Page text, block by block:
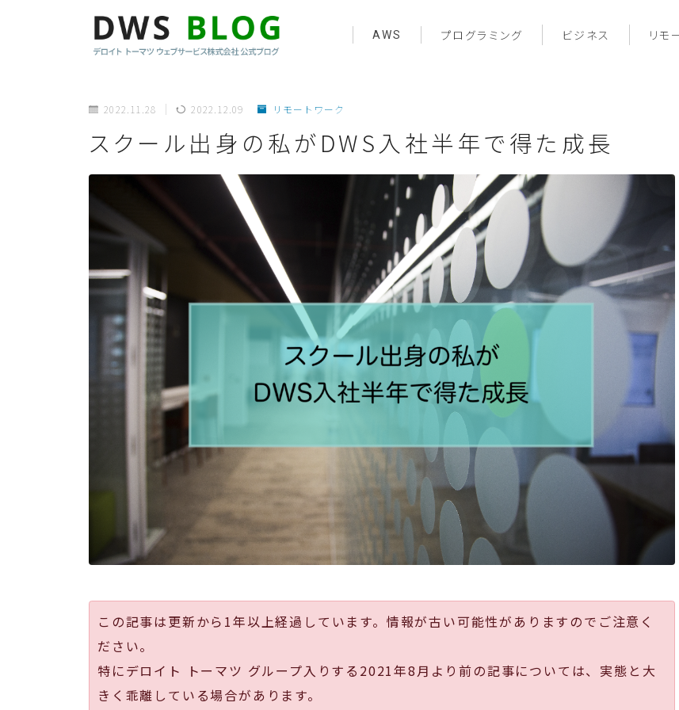
AWS プログラミング ビジネス リモ
2022.11.28 2022.12.09 リモートワーク
スクール出身の私がDWS入社半年で得た成長
この記事は更新から1年以上経過しています。情報が古い可能性がありますのでご注意く
ださい。
特にデロイト トーマツ グループ入りする2021年8月より前の記事については、実態と大
きく乖離している場合があります。